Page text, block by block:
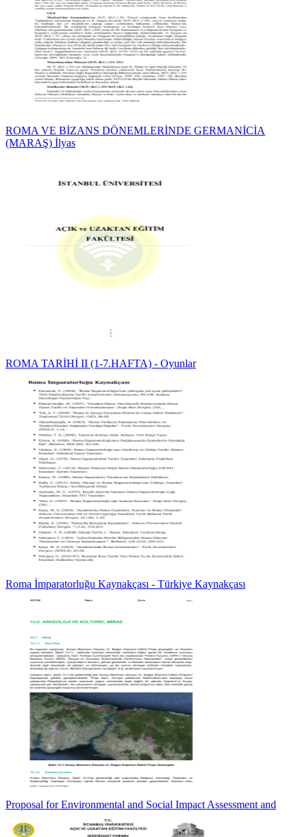
ROMA VE BİZANS DÖNEMLERİNDE GERMANİCİA
(MARAŞ) İlyas
ROMA TARİHİ II (1-7.HAFTA) - Oyunlar
Roma İmparatorluğu Kaynakçası - Türkiye Kaynakçası
Proposal for Environmental and Social Impact Assessment and